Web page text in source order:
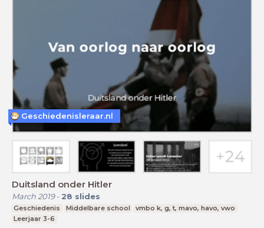
Duitsland onder Hitler
March 2019- 28 slides
Geschiedenis Middelbare school
vmbo k, g, t, mavo, havo, vwo
Leerjaar 3-6
Geschiedenisleraar.nl